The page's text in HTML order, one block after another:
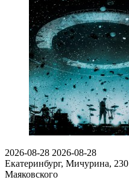
2026-08-28 2026-08-28
Екатеринбург, Мичурина, 230
Маяковского